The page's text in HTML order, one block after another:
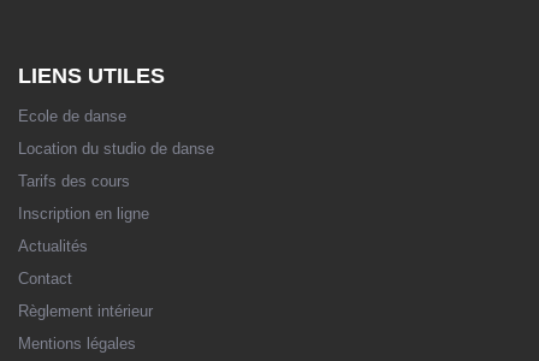
LIENS UTILES
Ecole de danse
Location du studio de danse
Tarifs des cours
Inscription en ligne
Actualités
Contact
Règlement intérieur
Mentions légales